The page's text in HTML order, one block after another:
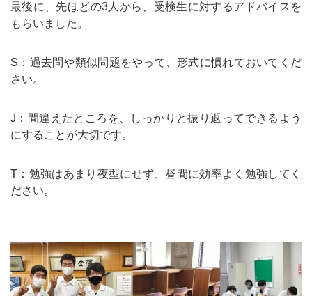
最後に、先ほどの3人から、受検生に対するアドバイスを
もらいました。
S：過去問や類似問題をやって、形式に慣れておいてくだ
さい。
J：間違えたところを、しっかりと振り返ってできるよう
にすることが大切です。
T：勉強はあまり夜型にせず、昼間に効率よく勉強してく
ださい。